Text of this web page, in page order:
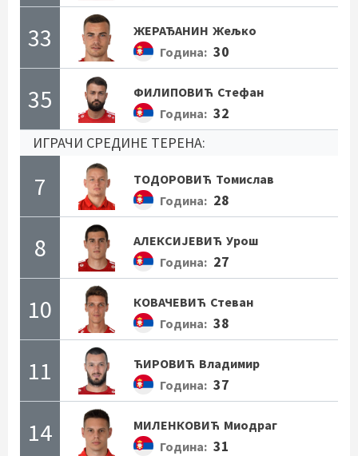
33 ЖЕРАЂАНИН Жељко
Година: 30
35 ФИЛИПОВИЋ Стефан
Година: 32
ИГРАЧИ СРЕДИНЕ ТЕРЕНА:
7 ТОДОРОВИЋ Томислав
Година: 28
8 АЛЕКСИЈЕВИЋ Урош
Година: 27
10 КОВАЧЕВИЋ Стеван
Година: 38
11 ЋИРОВИЋ Владимир
Година: 37
14 МИЛЕНКОВИЋ Миодраг
Година: 31